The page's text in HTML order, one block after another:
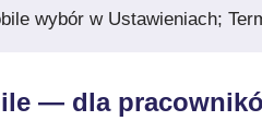
wybór w Ustawieniach;
— dla